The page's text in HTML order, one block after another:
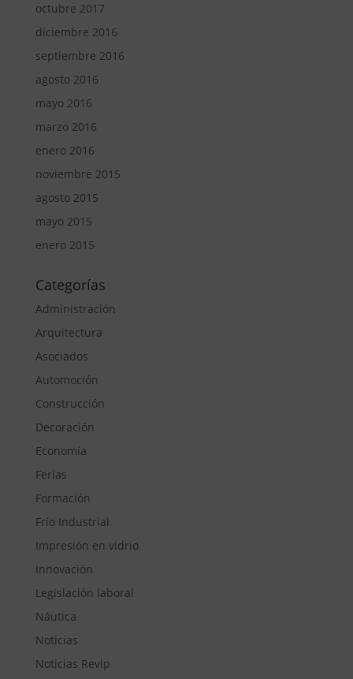
octubre 2017
diciembre 2016
septiembre 2016
agosto 2016
mayo 2016
marzo 2016
enero 2016
noviembre 2015
agosto 2015
mayo 2015
enero 2015
Categorías
Administración
Arquitectura
Asociados
Automoción
Construcción
Decoración
Economía
Ferias
Formación
Frío Industrial
Impresión en vidrio
Innovación
Legislación laboral
Náutica
Noticias
Noticias Revip